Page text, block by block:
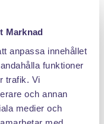
Marknad
anpassa innehållet
funktioner
trafik. Vi
och annan
medier och